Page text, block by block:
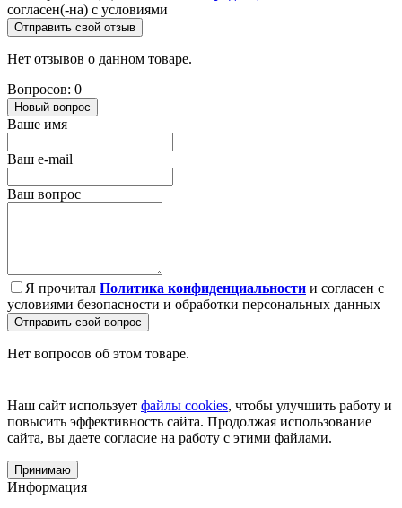
согласен(-на) с условиями
Отправить свой отзыв
Нет отзывов о данном товаре.
Вопросов: 0
Новый вопрос
Ваше имя
Ваш e-mail
Ваш вопрос
Я прочитал Политика конфиденциальности и согласен с
условиями безопасности и обработки персональных данных
Отправить свой вопрос
Нет вопросов об этом товаре.
Наш сайт использует файлы cookies, чтобы улучшить работу и
повысить эффективность сайта. Продолжая использование
сайта, вы даете согласие на работу с этими файлами.
Принимаю
Информация